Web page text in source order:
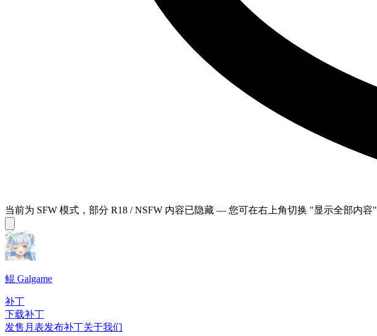
当前为 SFW 模式，部分 R18 / NSFW 内容已隐藏 — 您可在右上角切换 "显示全部内容"
鲲 Galgame
补丁
下载补丁
发售月表发布补丁关于我们